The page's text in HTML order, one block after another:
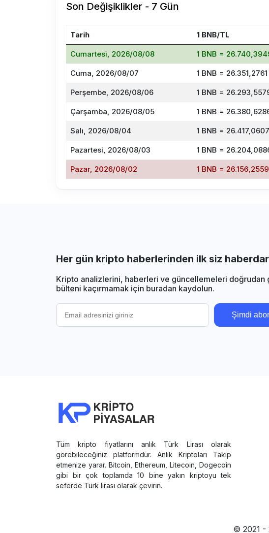
Son Değişiklikler - 7 Gün
Tarih 1 BNB/TL
Cumartesi, 2026/08/08 1 BNB =
Cuma, 2026/08/07 1 BNB =
Perşembe, 2026/08/06 1 BNB =
Çarşamba, 2026/08/05 1 BNB =
Salı, 2026/08/04 1 BNB =
Pazartesi, 2026/08/03 1 BNB =
Pazar, 2026/08/02 1 BNB =
Her gün kripto haberlerinden ilk siz
Kripto analizlerini, haberleri ve güncellemeleri doğrudan
bülteni kaçırmamak için buradan kaydolun.
Şimdi
Tüm kripto fiyatlarını anlık Türk Lirası olarak
görebileceğiniz platformdur. Anlık Kriptoları Takip
etmenize yarar. Bitcoin, Ethereum, Litecoin, Dogecoin
gibi bir çok toplamda 10 bine yakın kriptoyu tek
seferde Türk lirası olarak çevirin.
© 2021 -